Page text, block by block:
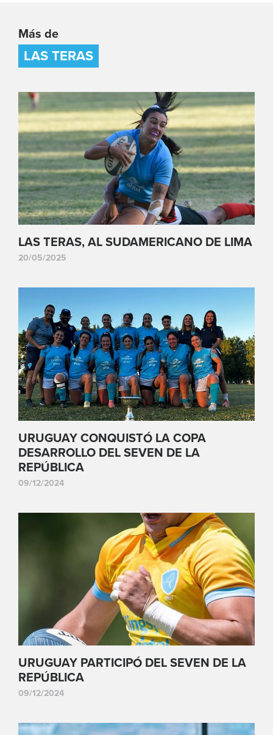
Más de
LAS TERAS
LAS TERAS, AL SUDAMERICANO DE LIMA
20/05/2025
URUGUAY CONQUISTÓ LA COPA
DESARROLLO DEL SEVEN DE LA
REPÚBLICA
09/12/2024
URUGUAY PARTICIPÓ DEL SEVEN DE LA
REPÚBLICA
09/12/2024